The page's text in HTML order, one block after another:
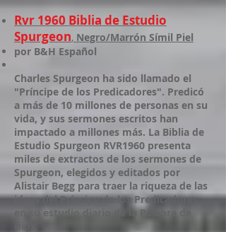
Rvr 1960 Biblia de Estudio
Spurgeon, Negro/Marrón Símil Piel
por B&H Español
Charles Spurgeon ha sido llamado el
"Príncipe de los Predicadores". Predicó
a más de 10 millones de personas en su
vida, y sus sermones escritos han
impactado a millones más. La Biblia de
Estudio Spurgeon RVR1960 presenta
miles de extractos de los sermones de
Spurgeon, elegidos y editados por
Alistair Begg para traer la riqueza de las
ideas del Príncipe de los Predicadores
en su estudio diario de la Palabra de